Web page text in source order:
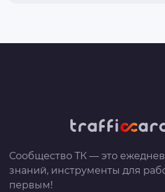
Сообщество ТК — это
знаний, инструменты для
первым!